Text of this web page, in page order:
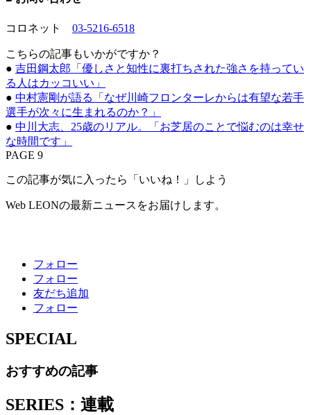
コロネット 03-5216-6518
こちらの記事もいかがですか？
● 吉田鋼太郎「優しさと知性に裏打ちされた強さを持ってい
る人はカッコいい」
● 中村憲剛が語る「なぜ川崎フロンターレからは有望な若手
選手が次々に生まれるのか？」
● 中川大志、25歳のリアル。「お芝居のことで悩むのは幸せ
な時間です」
PAGE 9
この記事が気に入ったら「いいね！」しよう
Web LEONの最新ニュースをお届けします。
フォロー
フォロー
友だち追加
フォロー
SPECIAL
おすすめの記事
SERIES：連載